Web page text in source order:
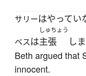
サリーはやってい
ベスは
しゅちょう
主張 し
Beth argued that
innocent.